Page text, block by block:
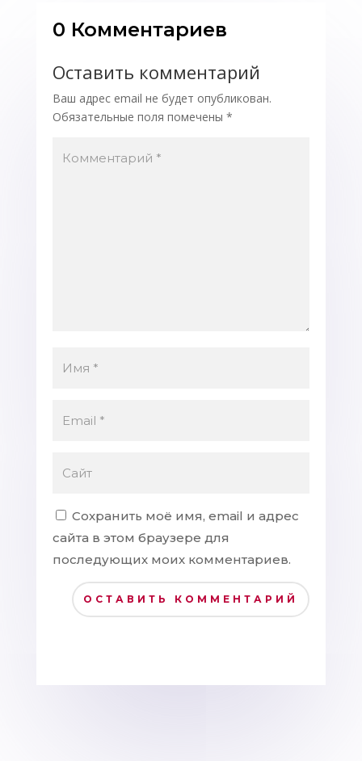
0 Комментариев
Оставить комментарий
Ваш адрес email не будет опубликован.
Обязательные поля помечены *
Сохранить моё имя, email и адрес
сайта в этом браузере для
последующих моих комментариев.
ОСТАВИТЬ КОММЕНТАРИЙ